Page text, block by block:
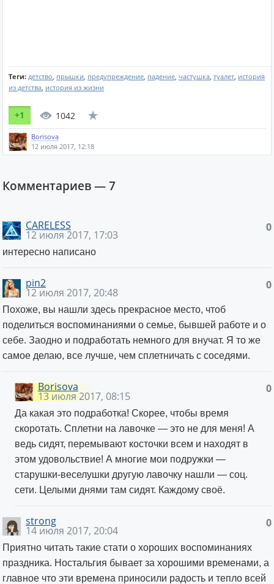
Теги: детство прышки предупреждение падение частушка туалет история
из детства история из жизни
+1 1042
Borisova
12 июля 2017, 12:18
Комментариев —7
0
CARELESS
12 июля 2017, 17:03
интересно написано
0
pin2
12 июля 2017, 20:48
Похоже, вы нашли здесь прекрасное место, чтоб
поделиться воспоминаниями о семье, бывшей работе и о
себе. Заодно и подработать немного для внучат. Я то же
самое делаю, все лучше, чем сплетничать с соседями.
0
Borisova
13 июля 2017, 08:15
Да какая это подработка! Скорее, чтобы время
скоротать. Сплетни на лавочке — это не для меня! А
ведь сидят, перемывают косточки всем и находят в
этом удовольствие! А многие мои подружки —
старушки-веселушки другую лавочку нашли — соц.
сети. Целыми днями там сидят. Каждому своё.
0
strong
14 июля 2017, 20:04
Приятно читать такие стати о хороших воспоминаниях
праздника. Ностальгия бывает за хорошими временами, а
главное что эти времена приносили радость и тепло всей